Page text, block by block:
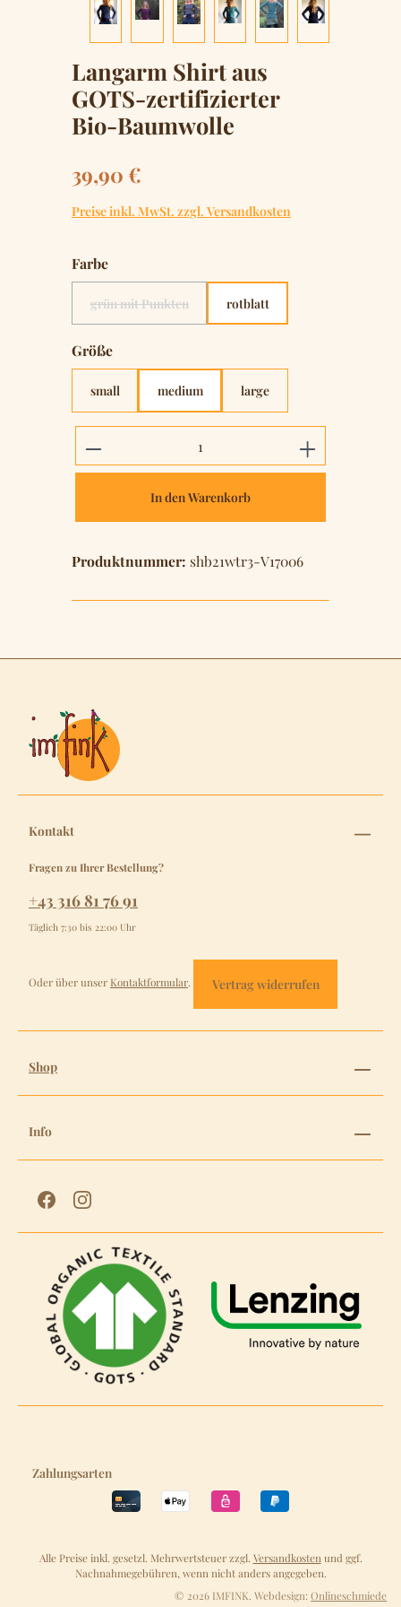
Langarm Shirt aus
GOTS-zertifizierter
Bio-Baumwolle
Regulärer Preis:
39,90 €
Preise inkl. MwSt. zzgl. Versandkosten
Farbeauswählen
grün mit Punkten
(Diese Option ist zurzeit nicht verfügbar.)
rotblatt
Größeauswählen
small medium large
Produkt Anzahl: Gib den
In den Warenkorb
Produktnummer: shb21wtr3-V17006
Kontakt
Fragen zu Ihrer Bestellung?
+43 316 81 76 91
Täglich 7:30 bis 22:00 Uhr
Oder über unser Kontaktformular. Vertrag widerrufen
Shop
Info
Zahlungsarten
Alle Preise inkl. gesetzl. Mehrwertsteuer zzgl. Versandkosten und ggf.
Nachnahmegebühren, wenn nicht anders angegeben.
© 2026 IMFINK. Webdesign:Onlineschmiede